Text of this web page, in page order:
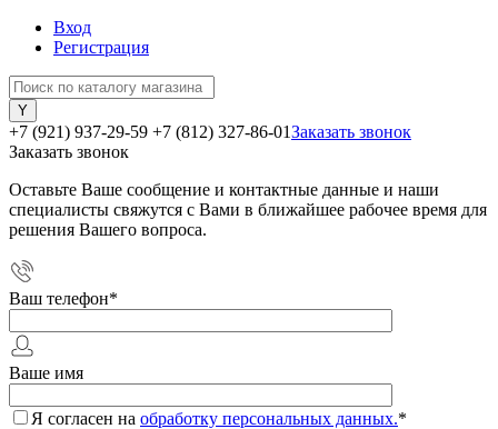
Вход
Регистрация
+7 (921) 937-29-59 +7 (812) 327-86-01Заказать звонок
Заказать звонок
Оставьте Ваше сообщение и контактные данные и наши
специалисты свяжутся с Вами в ближайшее рабочее время для
решения Вашего вопроса.
Ваш телефон*
Ваше имя
Я согласен на обработку персональных данных.*